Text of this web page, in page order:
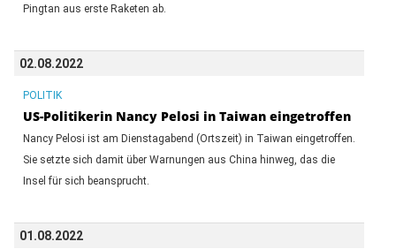
Pingtan aus erste Raketen ab.
02.08.2022
POLITIK
US-Politikerin Nancy Pelosi in Taiwan eingetroffen
Nancy Pelosi ist am Dienstagabend (Ortszeit) in Taiwan eingetroffen.
Sie setzte sich damit über Warnungen aus China hinweg, das die
Insel für sich beansprucht.
01.08.2022